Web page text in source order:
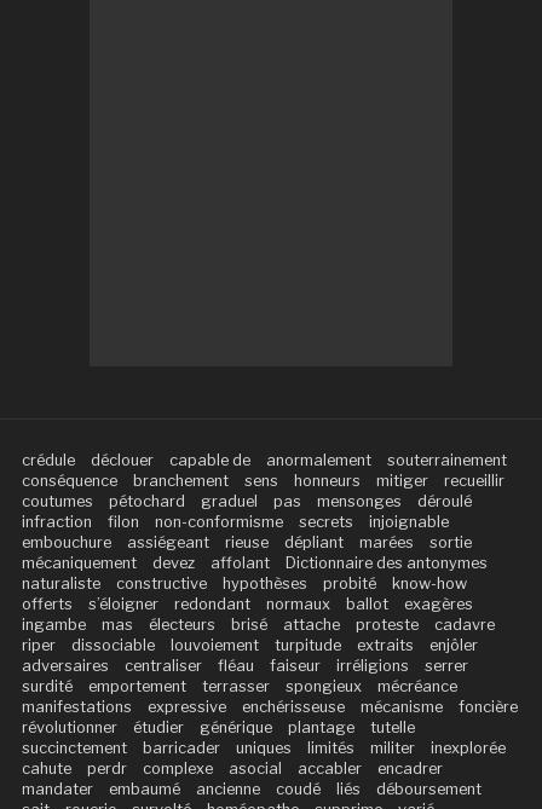
crédule déclouer capable de anormalement
souterrainement
conséquence
branchement sens honneurs mitiger
recueillir
coutumes
pétochard graduel pas mensonges
déroulé
infraction
filon non-conformisme secrets
injoignable
embouchure
assiégeant rieuse dépliant marées
sortie
mécaniquement
devez affolant
Dictionnaire des antonymes
naturaliste
constructive hypothèses probité
know-how
offerts
s’éloigner redondant normaux ballot
exagères
ingambe
mas électeurs brisé attache proteste
cadavre
riper
dissociable louvoiement turpitude extraits
enjôler
adversaires
centraliser fléau faiseur irréligions
serrer
surdité
emportement terrasser spongieux
mécréance
manifestations
expressive enchérisseuse mécanisme
foncière
révolutionner
étudier générique plantage
tutelle
succinctement
barricader uniques limités militer
inexplorée
cahute
perdr complexe asocial accabler
encadrer
mandater
embaumé ancienne coudé liés
déboursement